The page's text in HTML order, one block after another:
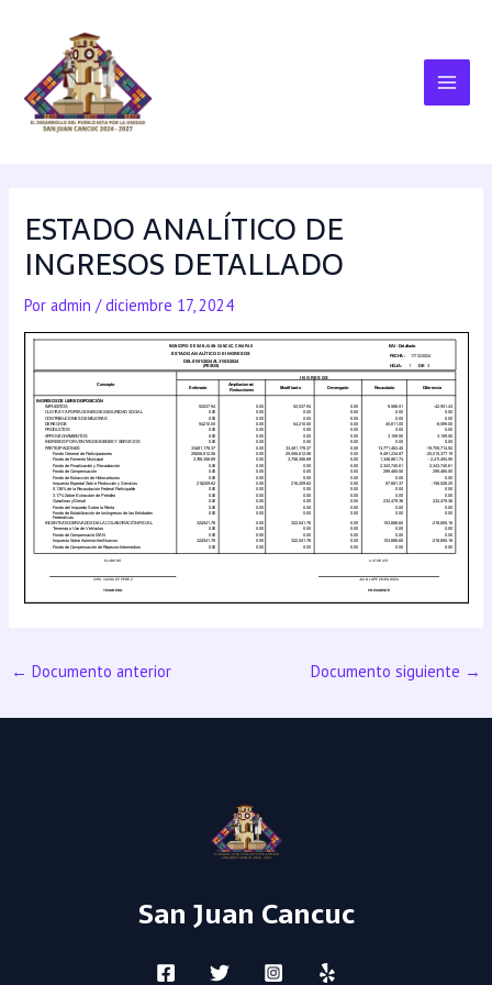
ESTADO ANALÍTICO DE
INGRESOS DETALLADO
Poradmin/diciembre 17, 2024
← Documento anterior Documento siguiente →
San Juan Cancuc